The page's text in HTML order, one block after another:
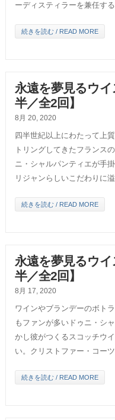
ーディスティラーを兼任す
続きを読む / READ MORE
永遠を夢見るウ
半／全2回】
8月 20, 2020
四半世紀以上にわたって上
トリングしてきたフランス
ニ・シャルパンティエが手
リジャンらしいこだわりに溢
続きを読む / READ MORE
永遠を夢見るウ
半／全2回】
8月 17, 2020
ワインやブランデーのボト
もファンが多いドゥニ・シ
かし彼がつくるスコッチウ
い。クリストファー・コー
続きを読む / READ MORE